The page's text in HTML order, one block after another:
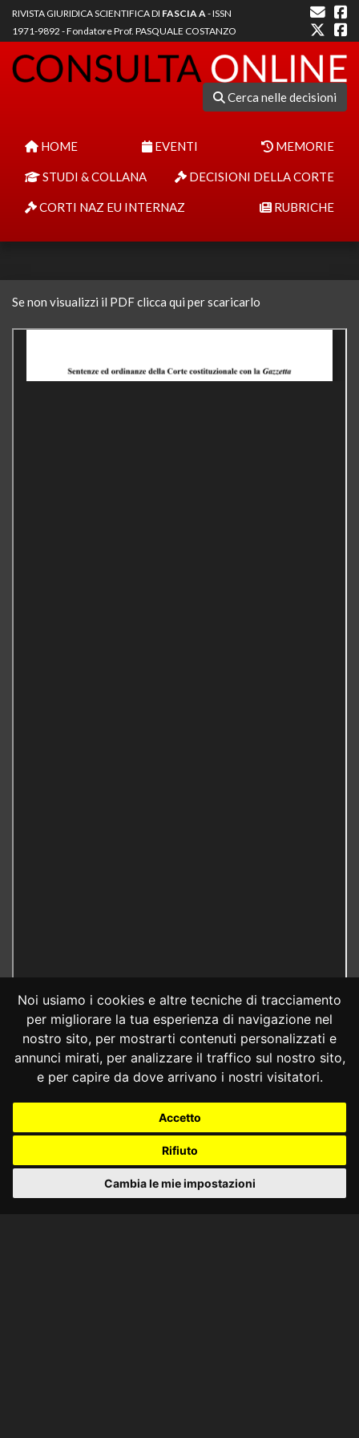
Noi usiamo i cookies e altre tecniche di tracciamento
per migliorare la tua esperienza di navigazione nel
nostro sito, per mostrarti contenuti personalizzati e
annunci mirati, per analizzare il traffico sul nostro sito,
e per capire da dove arrivano i nostri visitatori.
Accetto
Rifiuto
Cambia le mie impostazioni
RIVISTA GIURIDICA SCIENTIFICA DI FASCIA A- ISSN
1971-9892 - Fondatore Prof. PASQUALE COSTANZO
Cerca nelle decisioni
HOME EVENTI MEMORIE
STUDI & COLLANA DECISIONI DELLA CORTE
CORTI NAZ EU INTERNAZ RUBRICHE
Se non visualizzi il PDF clicca qui per scaricarlo